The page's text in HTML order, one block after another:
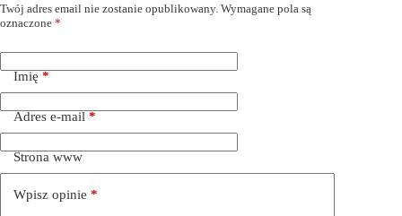
Twój adres email nie zostanie opublikowany. Wymagane pola są
oznaczone *
Imię *
Adres e-mail *
Strona www
Wpisz opinie *